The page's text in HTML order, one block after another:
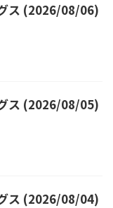
ス (2026/08/06)
ス (2026/08/05)
ス (2026/08/04)